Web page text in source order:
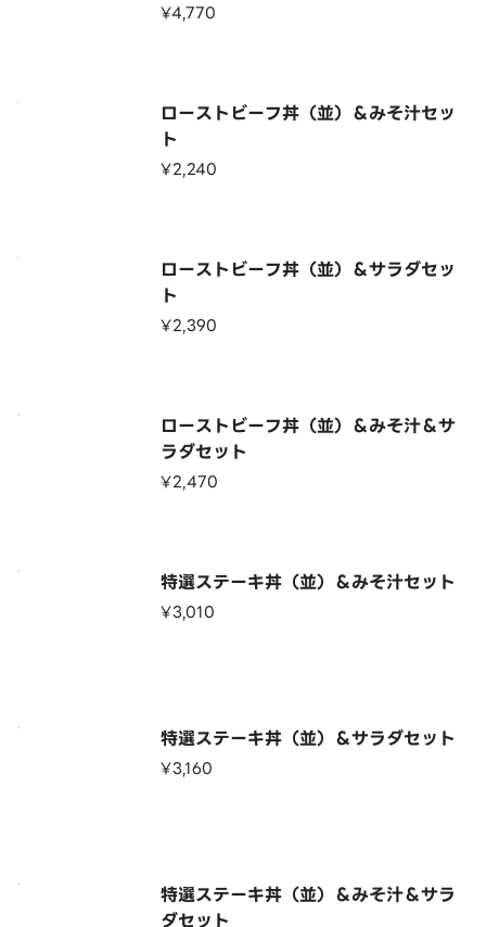
¥4,770
ローストビーフ丼（並）＆みそ汁セッ
ト
¥2,240
ローストビーフ丼（並）＆サラダセッ
ト
¥2,390
ローストビーフ丼（並）＆みそ汁＆サ
ラダセット
¥2,470
特選ステーキ丼（並）＆みそ汁セット
¥3,010
特選ステーキ丼（並）＆サラダセット
¥3,160
特選ステーキ丼（並）＆みそ汁＆サラ
ダセット